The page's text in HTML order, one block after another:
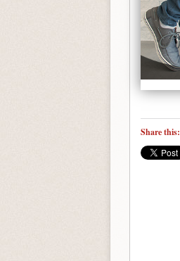
Share this: